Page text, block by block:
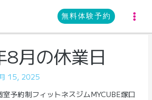
無料体験予約
月の休業日
15, 2025
予約制フィットネスジムMYCUBE塚口